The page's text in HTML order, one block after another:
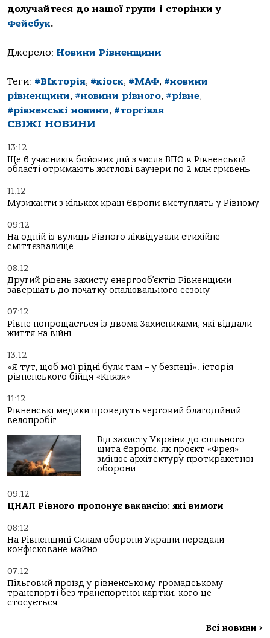
долучайтеся до нашої групи і сторінки у
Фейсбук.
Джерело: Новини Рівненщини
Теги: #ВІкторія, #кіоск, #МАФ, #новини
рівненщини, #новини рівного, #рівне,
#рівненські новини, #торгівля
СВІЖІ НОВИНИ
13:12
Ще 6 учасників бойових дій з числа ВПО в Рівненській
області отримають житлові ваучери по 2 млн гривень
11:12
Музиканти з кількох країн Європи виступлять у Рівному
09:12
На одній із вулиць Рівного ліквідували стихійне
сміттєзвалище
08:12
Другий рівень захисту енергооб’єктів Рівненщини
завершать до початку опалювального сезону
07:12
Рівне попрощається із двома Захисниками, які віддали
життя на війні
13:12
«Я тут, щоб мої рідні були там – у безпеці»: історія
рівненського бійця «Князя»
11:12
Рівненські медики проведуть черговий благодійний
велопробіг
Від захисту України до спільного
щита Європи: як проєкт «Фрея»
змінює архітектуру протиракетної
оборони
09:12
ЦНАП Рівного пропонує вакансію: які вимоги
08:12
На Рівненщині Силам оборони України передали
конфісковане майно
07:12
Пільговий проїзд у рівненському громадському
транспорті без транспортної картки: кого це
стосується
Всі новини >